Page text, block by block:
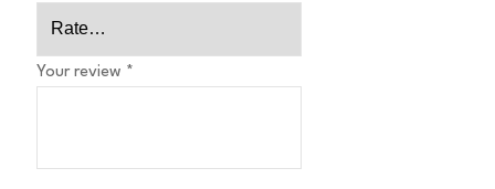
Your review *